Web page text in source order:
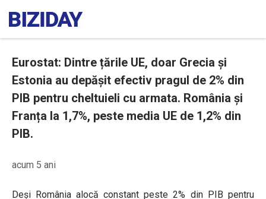
Eurostat: Dintre țările UE, doar Grecia și
Estonia au depășit efectiv pragul de 2% din
PIB pentru cheltuieli cu armata. România și
Franța la 1,7%, peste media UE de 1,2% din
PIB.
acum 5 ani
Deși România alocă constant peste 2% din PIB pentru